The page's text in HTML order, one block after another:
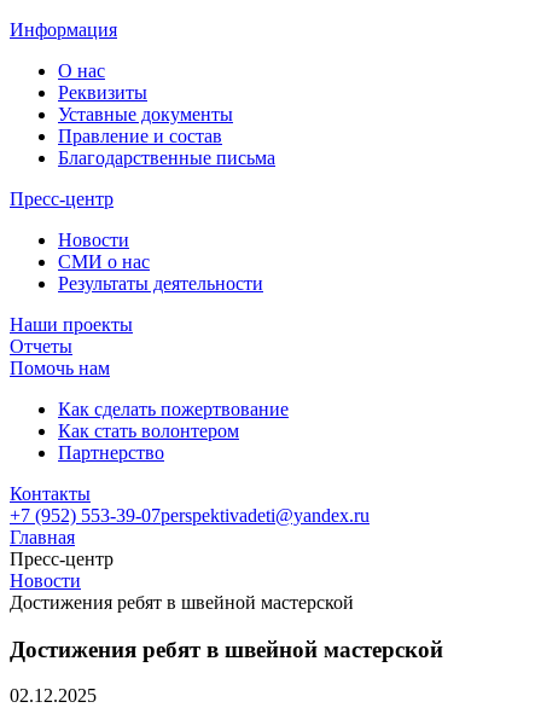
Информация
О нас
Реквизиты
Уставные документы
Правление и состав
Благодарственные письма
Пресс-центр
Новости
СМИ о нас
Результаты деятельности
Наши проекты
Отчеты
Помочь нам
Как сделать пожертвование
Как стать волонтером
Партнерство
Контакты
+7 (952) 553-39-07perspektivadeti@yandex.ru
Главная
Пресс-центр
Новости
Достижения ребят в швейной мастерской
Достижения ребят в швейной мастерской
02.12.2025